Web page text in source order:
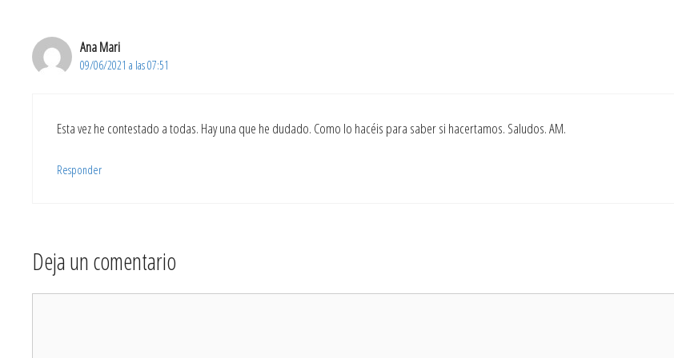
Ana Mari
09/06/2021 a las 07:51
Esta vez he contestado a todas. Hay una que he dudado. Como lo hacéis para saber si hacertamos. Saludos. AM.
Responder
Deja un comentario